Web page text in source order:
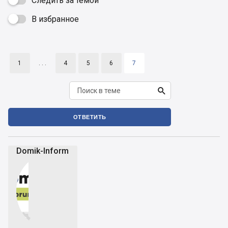
 В избранное
1 . . . 4 5 6 7

ОТВЕТИТЬ
Domik-Inform

